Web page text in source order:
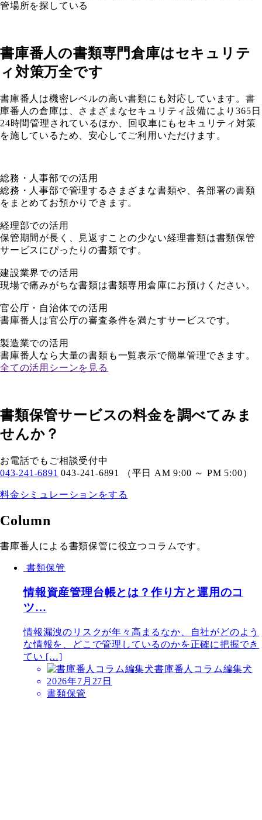
管場所を探している
書庫番人の書類専門倉庫はセキュリテ
ィ対策万全です
書庫番人は機密レベルの高い書類にも対応しています。書
庫番人の倉庫は、さまざまなセキュリティ設備により365日
24時間管理されているほか、回収車にもセキュリティ対策
を施しているため、安心してご利用いただけます。
総務・人事部での活用
総務・人事部で管理するさまざまな書類や、各部署の書類
をまとめてお預かりできます。
経理部での活用
保管期間が長く、見返すことの少ない経理書類は書類保管
サービスにぴったりの書類です。
建設業界での活用
現場で痛みがちな書類は書類専用倉庫にお預けください。
官公庁・自治体での活用
書庫番人は官公庁の審査条件を満たすサービスです。
製造業での活用
書庫番人なら大量の書類も一覧表示で簡単管理できます。
全ての活用シーンを見る
書類保管サービスの料金を調べてみま
せんか？
お電話でもご相談受付中
043-241-6891 043-241-6891 （平日 AM 9:00 ～ PM 5:00）
料金シミュレーションをする
Column
書庫番人による書類保管に役立つコラムです。
書類保管
情報資産管理台帳とは？作り方と運用のコ
ツ…
情報漏洩のリスクが年々高まるなか、自社がどのよう
な情報を、どこで管理しているのかを正確に把握でき
てい […]
書庫番人コラム編集犬
2026年7月27日
書類保管